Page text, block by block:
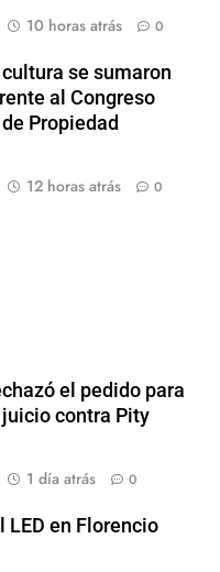
10 horas atrás 0
se sumaron
al Congreso
Propiedad
12 horas atrás 0
el pedido para
contra Pity
1 día atrás 0
LED en Florencio